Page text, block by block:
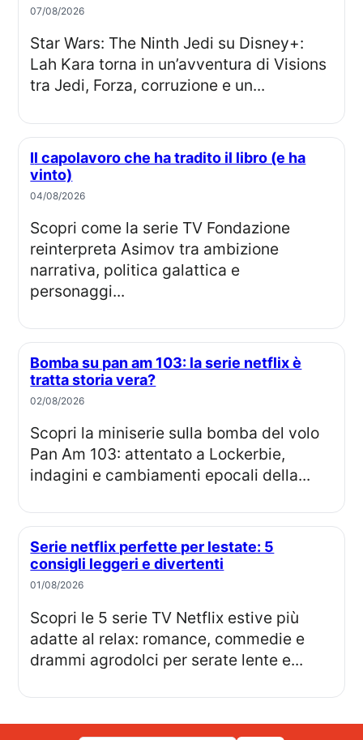
07/08/2026
Star Wars: The Ninth Jedi su Disney+:
Lah Kara torna in un’avventura di Visions
tra Jedi, Forza, corruzione e un...
Il capolavoro che ha tradito il libro (e ha
vinto)
04/08/2026
Scopri come la serie TV Fondazione
reinterpreta Asimov tra ambizione
narrativa, politica galattica e
personaggi...
Bomba su pan am 103: la serie netflix è
tratta storia vera?
02/08/2026
Scopri la miniserie sulla bomba del volo
Pan Am 103: attentato a Lockerbie,
indagini e cambiamenti epocali della...
Serie netflix perfette per lestate: 5
consigli leggeri e divertenti
01/08/2026
Scopri le 5 serie TV Netflix estive più
adatte al relax: romance, commedie e
drammi agrodolci per serate lente e...